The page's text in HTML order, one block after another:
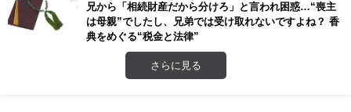
兄から「相続財産だから分けろ」と言われ困惑…“喪主
は母親”でしたし、兄弟では受け取れないですよね？ 香
典をめぐる“税金と法律”
さらに見る